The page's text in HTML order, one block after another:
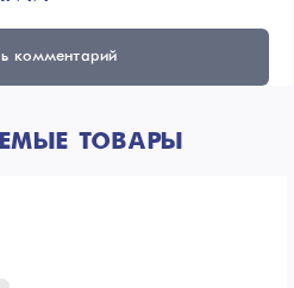
комментарий
ТОВАРЫ